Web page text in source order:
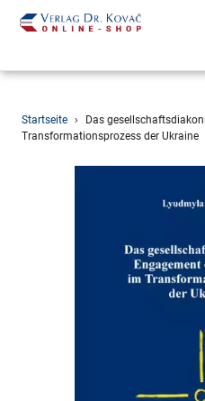
Direkt
zum
Startseite ›
Das
Transformationsprozess der Ukraine